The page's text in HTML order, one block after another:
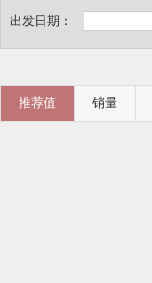
出发日期：
推荐值 销量